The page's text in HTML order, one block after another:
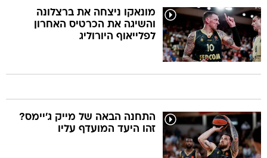
מונאקו ניצחה את ברצלונה
והשיגה את הכרטיס האחרון
לפלייאוף היורוליג
התחנה הבאה של מייק ג'יימס?
זהו היעד המועדף עליו